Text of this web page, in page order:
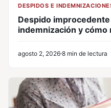
DESPIDOS E
Despido
indemnización y cómo
agosto 2, 2026 8 min de lectura